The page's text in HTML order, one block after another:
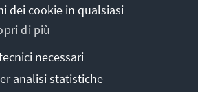
fondazione
dei cookie in qualsiasi
di più
necessari
analisi statistiche